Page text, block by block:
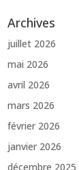
Archives
juillet 2026
mai 2026
avril 2026
mars 2026
février 2026
janvier 2026
décembre 2025